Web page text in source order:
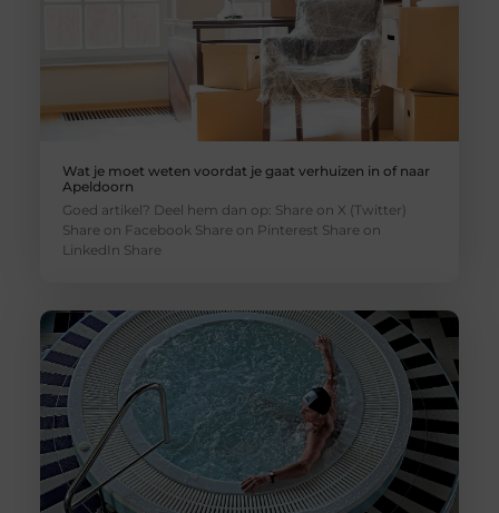
Wat je moet weten voordat je gaat verhuizen in of naar
Apeldoorn
Goed artikel? Deel hem dan op: Share on X (Twitter)
Share on Facebook Share on Pinterest Share on
LinkedIn Share